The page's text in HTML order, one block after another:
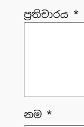
ප්‍රතිචාරය *
නම *